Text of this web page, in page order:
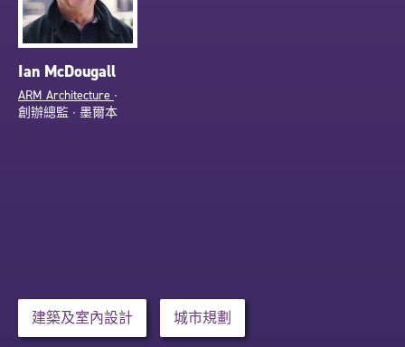
Ian McDougall
ARM Architecture ∙
創辦總監 ∙ 墨爾本
建築及室內設計 城市規劃